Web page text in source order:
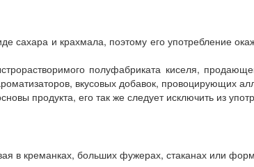
сахара и крахмала, поэтому его употребление
полуфабриката киселя,
вкусовых добавок, провоцирующих
продукта, его так же следует исключить из
в креманках, больших фужерах, стаканах или